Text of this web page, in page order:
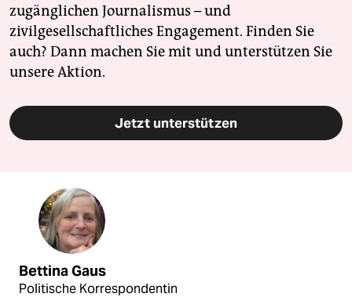
zugänglichen Journalismus – und
zivilgesellschaftliches Engagement. Finden Sie
auch? Dann machen Sie mit und unterstützen Sie
unsere Aktion.
Jetzt unterstützen
Bettina Gaus
Politische Korrespondentin